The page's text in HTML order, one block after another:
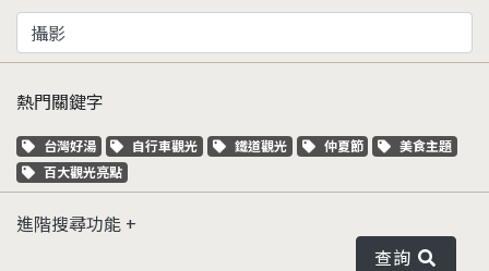
熱門關鍵字
關鍵字標籤
台灣好湯 關鍵字標籤
自行車觀光 關鍵字標籤
鐵道觀光 關鍵字標籤
仲夏節 關鍵字標籤
美食主題
關鍵字標籤
百大觀光亮點
進階搜尋功能
查詢